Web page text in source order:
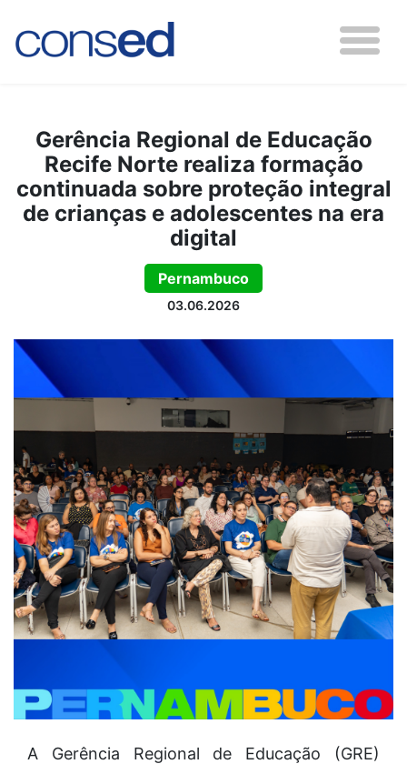
Gerência Regional de Educação
Recife Norte realiza formação
continuada sobre proteção integral
de crianças e adolescentes na era
digital
Pernambuco
03.06.2026
A Gerência Regional de Educação (GRE)